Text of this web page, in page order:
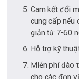
Cam kết đổi
cung cấp nếu
giản từ 7-60
Hỗ trợ kỹ
Miễn phí đào
cho các đơn